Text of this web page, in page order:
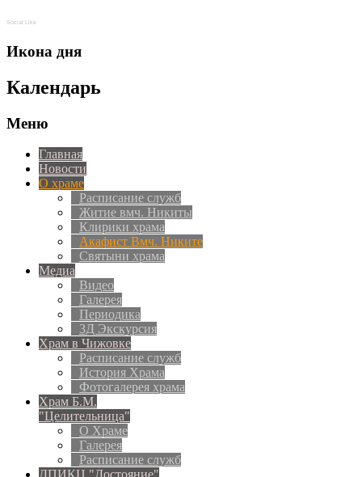
Social Like
Икона дня
Календарь
Меню
Главная
Новости
О храме
Расписание служб
Житие вмч. Никиты
Клирики храма
Акафист Вмч. Никите
Святыни храма
Медиа
Видео
Галерея
Периодика
3Д Экскурсия
Храм в Чижовке
Расписание служб
История Храма
Фотогалерея храма
Храм Б.М.
"Целительница"
О Храме
Галерея
Расписание служб